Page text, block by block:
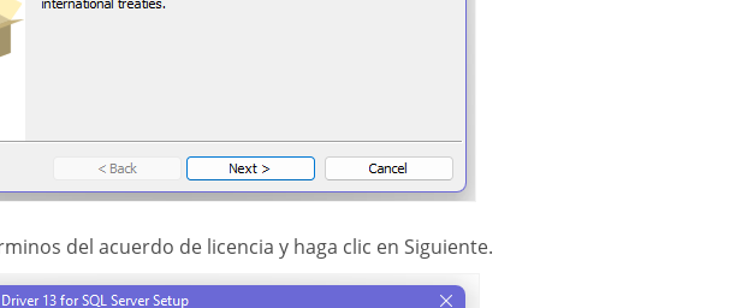
del acuerdo de licencia y haga clic en Siguiente.